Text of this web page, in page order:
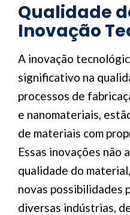
Qualidade
Inovação
A inovação
significativo na
processos de
e nanomateriais,
de materiais com
Essas inovações não
qualidade do
novas possibilidades
diversas indústrias,